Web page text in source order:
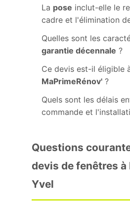
La pose inclut-elle le
cadre et l'élimination
Quelles sont les
garantie décennale ?
Ce devis est-il éligible
MaPrimeRénov' ?
Quels sont les délais
commande et
Questions
devis de fenêtres
Yvel